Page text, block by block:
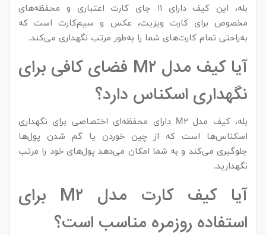
بله، این کیف دارای ۱۱ جای کارت اعتباری و محفظه‌های
مخصوص برای کارت ویزیت، عکس و سیم‌کارت است که
به‌راحتی تمام کارت‌های شما را به‌طور مرتب نگهداری می‌کند.
آیا کیف مدل M۲ فضای کافی برای
نگهداری اسکناس دارد؟
بله، کیف مدل M۲ دارای محفظه‌ای اختصاصی برای نگهداری
اسکناس‌ها است که از چین خوردن یا گم شدن پول‌ها
جلوگیری می‌کند و به شما امکان می‌دهد پول‌های خود را مرتب
نگهدارید.
آیا کیف کارت مدل M۲ برای
استفاده روزمره مناسب است؟